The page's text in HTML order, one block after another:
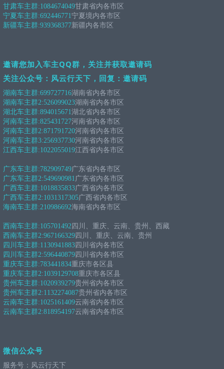
甘肃车主群:1084674049甘肃省内各市区
宁夏车主群:692446771宁夏境内各市区
新疆车主群:939368377新疆内各市区
邀请您加入车主QQ群，关注并获取邀请码
关注公众号：风云行天下，回复：邀请码
湖南车主群:699727716湖南省内各市区
湖南车主群2:526099023湖南省内各市区
湖北车主群:894015671湖北省内各市区
河南车主群:825431727河南省内各市区
河南车主群2:871791720河南省内各市区
河南车主群3:256937730河南省内各市区
江西车主群:1022055019江西省内各市区
广东车主群:782909749广东省内各市区
广东车主群2:549690981广东省内各市区
广西车主群:1018835833广西省内各市区
广西车主群2:1031317305广西省内各市区
海南车主群:210986692海南省内各市区
西南车主群:105701492 四川、重庆、云南、贵州、西藏
西南车主群2:967166329 四川、重庆、云南、贵州
四川车主群:1130941883 四川省内各市区
四川车主群2:596440879 四川省内各市区
重庆车主群:783441834重庆市各区县
重庆车主群2:1039129708重庆市各区县
贵州车主群:1020939279贵州省内各市区
贵州车主群2:1132274087贵州省内各市区
云南车主群:1025161409云南省内各市区
云南车主群2:818954197云南省内各市区
微信公众号
服务号：风云行天下